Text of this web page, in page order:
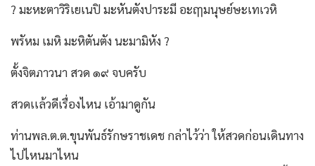
? มะหะตาวิริเยเนปิ มะหันตังปาระมี อะฤๅมนุษย์ษะเทเวหิ
พรัหม เมหิ มะหิตันตัง นะมามิหัง ?
ตั้งจิตภาวนา สวด ๑๙ จบครับ
สวดเเล้วดีเรื่องไหน เอ้ามาดูกัน
ท่านพล.ต.ต.ขุนพันธ์รักษราชเดช กล่าไว้ว่า ให้สวดก่อนเดินทาง
ไปไหนมาไหน